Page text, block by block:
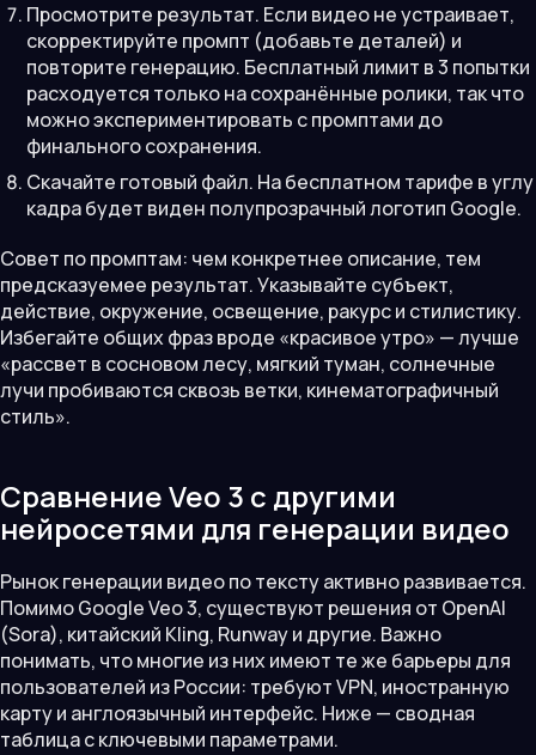
Просмотрите результат. Если видео не устраивает,
скорректируйте промпт (добавьте деталей) и
повторите генерацию. Бесплатный лимит в 3 попытки
расходуется только на сохранённые ролики, так что
можно экспериментировать с промптами до
финального сохранения.
Скачайте готовый файл. На бесплатном тарифе в углу
кадра будет виден полупрозрачный логотип Google.
Совет по промптам: чем конкретнее описание, тем
предсказуемее результат. Указывайте субъект,
действие, окружение, освещение, ракурс и стилистику.
Избегайте общих фраз вроде «красивое утро» — лучше
«рассвет в сосновом лесу, мягкий туман, солнечные
лучи пробиваются сквозь ветки, кинематографичный
стиль».
Сравнение Veo 3 с другими
нейросетями для генерации видео
Рынок генерации видео по тексту активно развивается.
Помимо Google Veo 3, существуют решения от OpenAI
(Sora), китайский Kling, Runway и другие. Важно
понимать, что многие из них имеют те же барьеры для
пользователей из России: требуют VPN, иностранную
карту и англоязычный интерфейс. Ниже — сводная
таблица с ключевыми параметрами.